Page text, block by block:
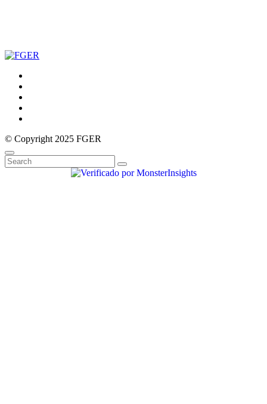
© Copyright 2025 FGER